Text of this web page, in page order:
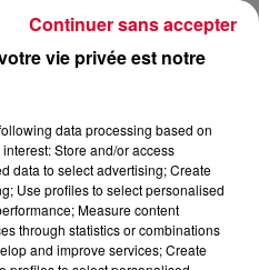
vie privée est notre
data processing based on
Store and/or access
data to select advertising; Create
Use profiles to select personalised
Measure content
through statistics or combinations
and improve services; Create
Continuer sans accepter